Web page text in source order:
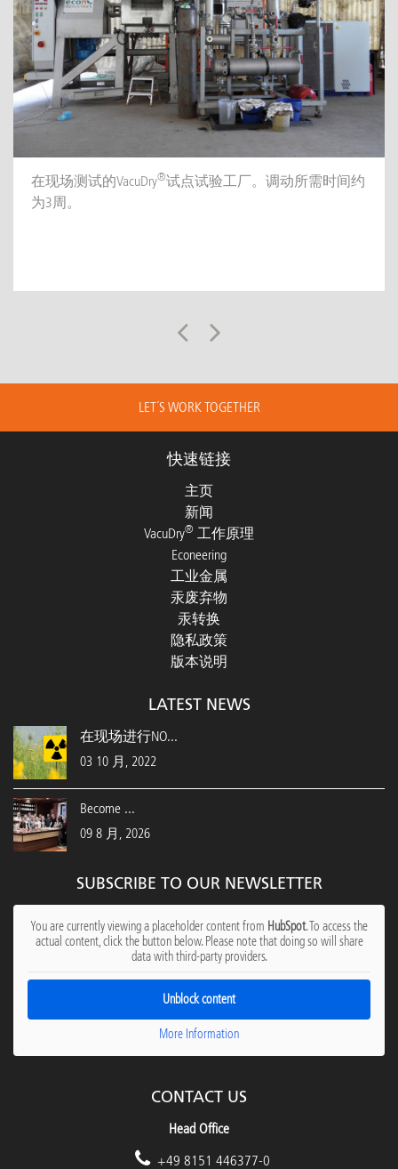
在现场测试的VacuDry®试点试验工厂。调动所需时间约
为3周。
LET´S WORK TOGETHER
快速链接
主页
新闻
VacuDry® 工作原理
Econeering
工业金属
汞废弃物
汞转换
隐私政策
版本说明
LATEST NEWS
在现场进行NO...
03 10 月, 2022
Become ...
09 8 月, 2026
SUBSCRIBE TO OUR NEWSLETTER
You are currently viewing a placeholder content from HubSpot. To access the
actual content, click the button below. Please note that doing so will share
data with third-party providers.
Unblock content
More Information
CONTACT US
Head Office
+49 8151 446377-0